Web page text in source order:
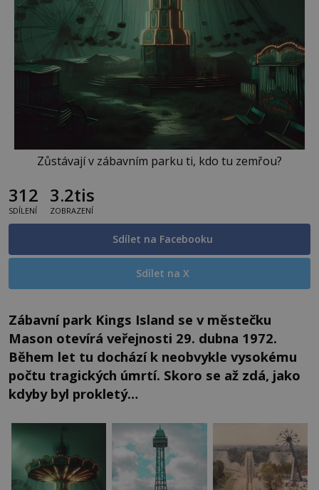
Zůstávají v zábavním parku ti, kdo tu zemřou?
312
SDÍLENÍ
3.2tis
ZOBRAZENÍ
Sdílet na Facebooku
Sdílet na X
Zábavní park Kings Island se v městečku
Mason otevírá veřejnosti 29. dubna 1972.
Během let tu dochází k neobvykle vysokému
počtu tragických úmrtí. Skoro se až zdá, jako
kdyby byl prokletý…